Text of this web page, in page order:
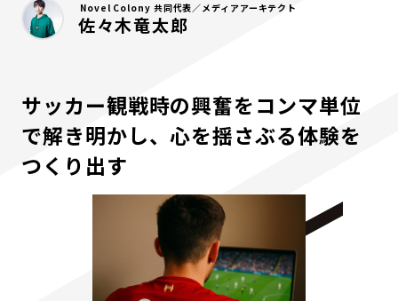
Novel Colony 共同代表／メディアアーキテクト
佐々木竜太郎
サッカー観戦時の興奮をコンマ単位
で解き明かし、心を揺さぶる体験を
つくり出す